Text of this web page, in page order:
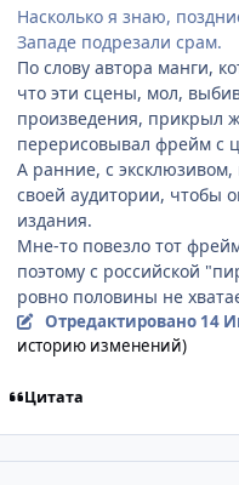
Насколько я знаю,
Западе подрезали срам.
По слову автора манги,
что эти сцены, мол,
произведения, прикрыл
перерисовывал фрейм с
А ранние, с эксклюзивом,
своей аудитории, чтобы
издания.
Мне-то повезло тот
поэтому с российской
ровно половины не
Отредактировано 14
историю изменений)
Цитата